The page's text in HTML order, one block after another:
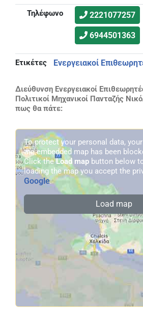
Τηλέφωνο
2221077257
6944501363
Ετικέτες Ενεργειακοί
Διεύθυνση Ενεργειακοί
Πολιτικοί Μηχανικοί Πανταζής
πως θα πάτε:
To protect your personal data,
the embedded map has been
Click theLoad map button below
loading the map you accept the
Google.
Load map